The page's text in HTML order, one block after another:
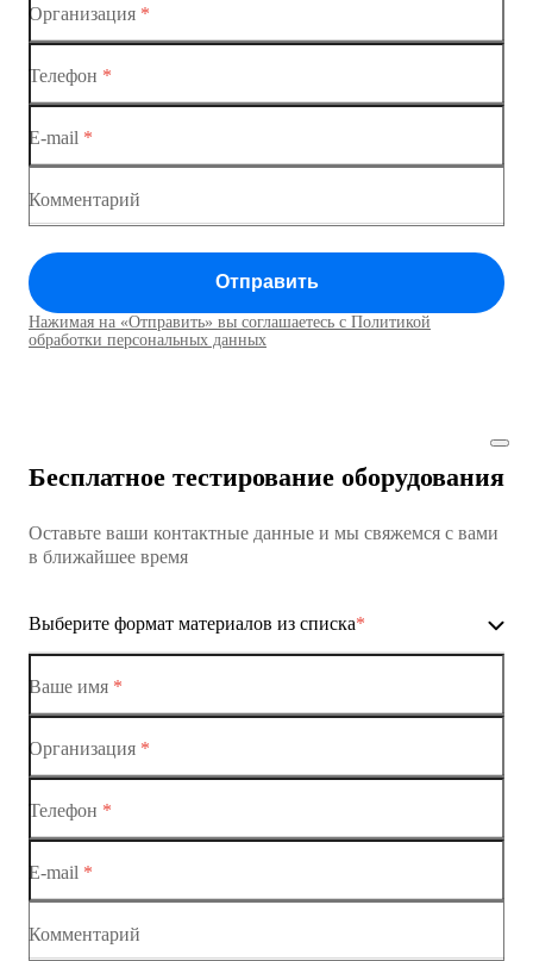
Коммутатор доступа MES1428-03
Коммутатор доступа MES1428-04
Ethernet-коммутаторы
Коммутатор доступа MES1428
Коммутатор доступа MES1428
Коммутаторы доступа01
Коммутатор доступа MES1428
Коммутатор доступа MES1428
Коммутаторы доступа
Коммутатор доступа MES1428-03
Коммутатор доступа MES1428-04
Организация *
Телефон *
E-mail *
Комментарий
Отправить
Нажимая на «Отправить» вы соглашаетесь с Политикой
обработки персональных данных
Бесплатное тестирование оборудования
Оставьте ваши контактные данные и мы свяжемся с вами
в ближайшее время
Выберите формат материалов из списка*
Ethernet-коммутаторы
Коммутатор доступа MES1428
Ваше имя *
Организация *
Телефон *
E-mail *
Комментарий